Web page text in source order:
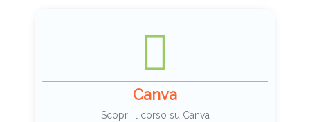
Canva
Scopri il corso su Canva